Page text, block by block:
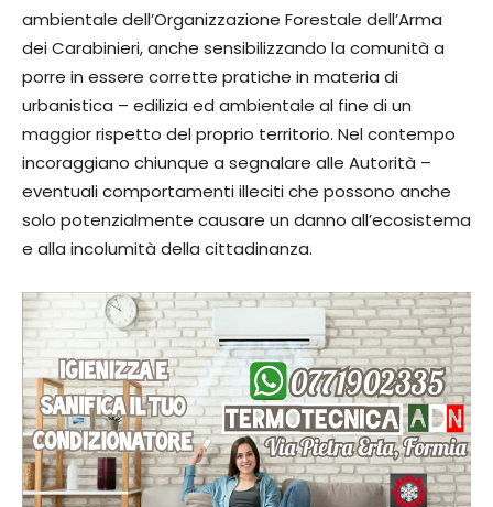
ambientale dell’Organizzazione Forestale dell’Arma
dei Carabinieri, anche sensibilizzando la comunità a
porre in essere corrette pratiche in materia di
urbanistica – edilizia ed ambientale al fine di un
maggior rispetto del proprio territorio. Nel contempo
incoraggiano chiunque a segnalare alle Autorità –
eventuali comportamenti illeciti che possono anche
solo potenzialmente causare un danno all’ecosistema
e alla incolumità della cittadinanza.